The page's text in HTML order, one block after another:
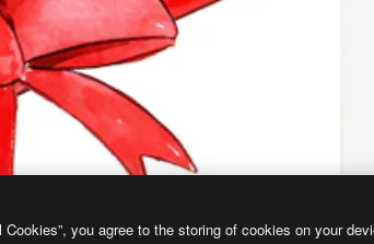
Cookies”, you agree to the storing of cookies on your